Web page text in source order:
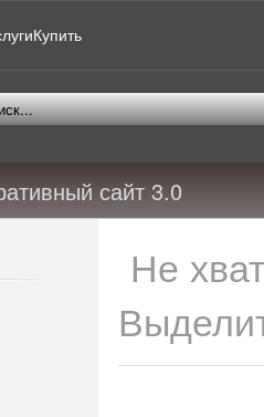
Купить
сайт 3.0
Не